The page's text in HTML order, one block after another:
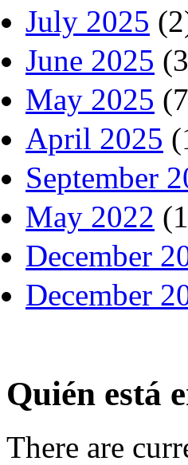
July 2025
June 2025
May 2025
April 2025
September
May 2022
December
December
Quién está
There are